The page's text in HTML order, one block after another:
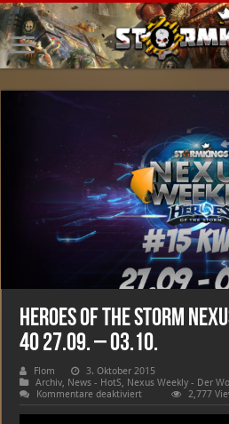
HEROES OF THE STORM
40 27.09. – 03.10.
Flom
3. Oktober 2015
Archiv, News - HotS, Nexus Weekly - Der
Kommentare deaktiviertfür
HEROES
OF
2,777